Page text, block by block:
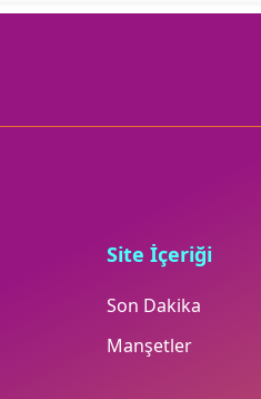
Site İçeriği
Son Dakika
Manşetler